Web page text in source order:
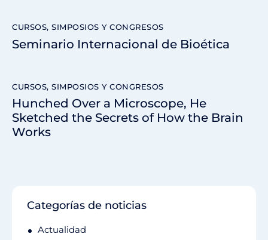
CURSOS, SIMPOSIOS Y CONGRESOS
Seminario Internacional de Bioética
CURSOS, SIMPOSIOS Y CONGRESOS
Hunched Over a Microscope, He
Sketched the Secrets of How the Brain
Works
Categorías de noticias
Actualidad